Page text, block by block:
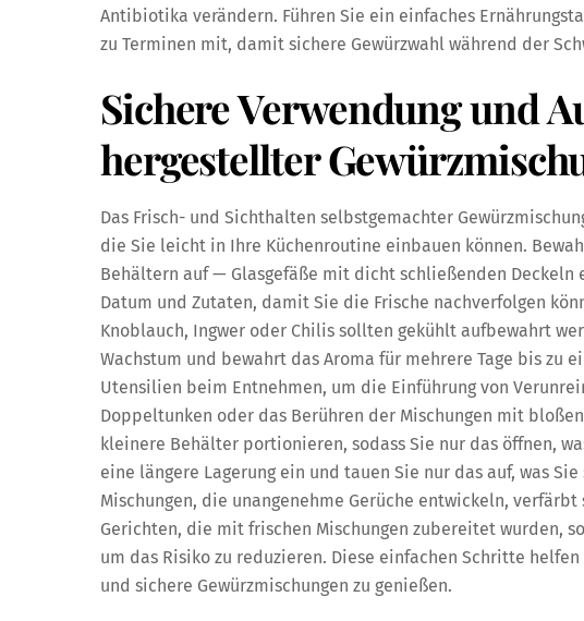
Antibiotika verändern. Führen Sie ein einfaches
zu Terminen mit, damit sichere Gewürzwahl während der
Sichere Verwendung und
hergestellter
Das Frisch- und Sichthalten selbstgemachter
die Sie leicht in Ihre Küchenroutine einbauen können.
Behältern auf — Glasgefäße mit dicht schließenden
Datum und Zutaten, damit Sie die Frische nachverfolgen
Knoblauch, Ingwer oder Chilis sollten gekühlt aufbewahrt
Wachstum und bewahrt das Aroma für mehrere Tage bis zu
Utensilien beim Entnehmen, um die Einführung von
Doppeltunken oder das Berühren der Mischungen mit
kleinere Behälter portionieren, sodass Sie nur das öffnen,
eine längere Lagerung ein und tauen Sie nur das auf, was
Mischungen, die unangenehme Gerüche entwickeln,
Gerichten, die mit frischen Mischungen zubereitet wurden,
um das Risiko zu reduzieren. Diese einfachen Schritte
und sichere Gewürzmischungen zu genießen.